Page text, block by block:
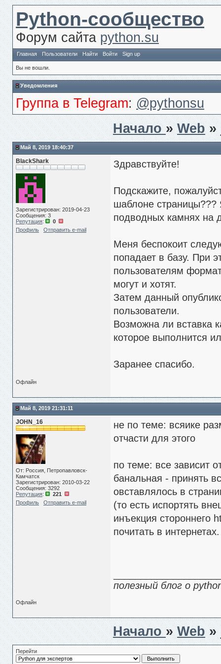
Python-сообщество
Форум сайта python.su
Главная Пользователи Найти Войти Sign up
Вы не вошли.
Уведомления
Группа в Telegram: @pythonsu
Начало»Web »
Май 8, 2019 18:40:37
BlackShark
Зарегистрирован: 2019-04-23
Сообщения: 3
Репутация:
0
Профиль
Отправить e-mail
Здравствуйте!
Подскажите,
шаблоне страницы???
подводных камнях на
Меня беспокоит
попадает в базу. При
пользователям
могут и хотят.
Затем данный
пользователи.
Возможна ли вставка
которое выполнится
Заранее спасибо.
Офлайн
Май 8, 2019 21:31:11
JOHN_16
От: Россия, Петропавловск-
Камчатск
Зарегистрирован: 2010-03-22
Сообщения: 3292
Репутация:
221
Профиль
Отправить e-mail
не по теме: всяике
отчасти для этого
по теме: все зависит
банальная - принять
овставлялось в
(то есть испортять
инъекция стороннего
почитать в интернетах.
полезный блог о
Офлайн
Начало»Web »
Перейти